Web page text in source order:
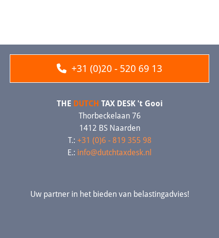
+31 (0)20 - 520 69 13
THE DUTCH TAX DESK 't Gooi
Thorbeckelaan 76
1412 BS Naarden
T.: +31 (0)6 - 819 355 98
E.: info@dutchtaxdesk.nl
Uw partner in het bieden van belastingadvies!